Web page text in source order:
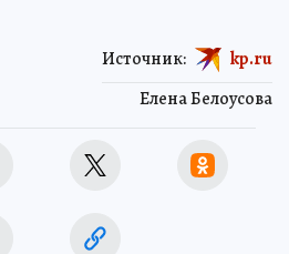
Елена Белоусова
Источник: kp.ru